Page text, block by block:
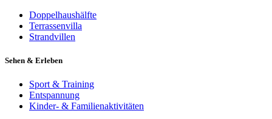
Doppelhaushälfte
Terrassenvilla
Strandvillen
Sehen & Erleben
Sport & Training
Entspannung
Kinder- & Familienaktivitäten